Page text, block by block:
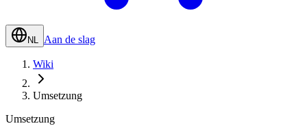
NL Aan de slag
Wiki
Umsetzung
Umsetzung